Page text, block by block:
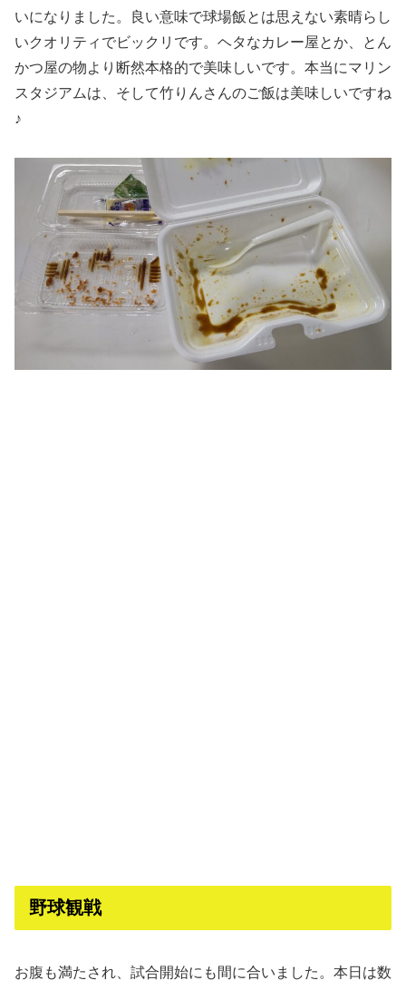
いになりました。良い意味で球場飯とは思えない素晴らし
いクオリティでビックリです。ヘタなカレー屋とか、とん
かつ屋の物より断然本格的で美味しいです。本当にマリン
スタジアムは、そして竹りんさんのご飯は美味しいですね
♪
野球観戦
お腹も満たされ、試合開始にも間に合いました。本日は数